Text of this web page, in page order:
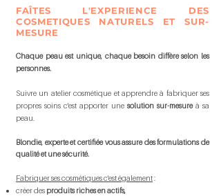
FAÎTES L'EXPERIENCE DES
COSMETIQUES NATURELS ET SUR-
MESURE
Chaque peau est unique, chaque besoin diffère selon les
personnes.
Suivre un atelier cosmétique et apprendre à fabriquer ses
propres soins c'est apporter une solution sur-mesureà sa
peau.
Blondie, experte et certifiée vous assure des formulations de
qualité et une sécurité.
Fabriquer ses cosmétiques c'est également:
créer des produits riches en actifs,